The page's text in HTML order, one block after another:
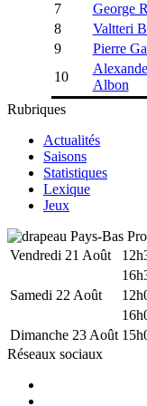
7
George
8
Valtteri
9
Pierre
10
Albon
Rubriques
Actualités
Saisons
Statistiques
Lexique
Jeux
Vendredi 21 Août
Samedi 22 Août
Dimanche 23 Août
Réseaux sociaux